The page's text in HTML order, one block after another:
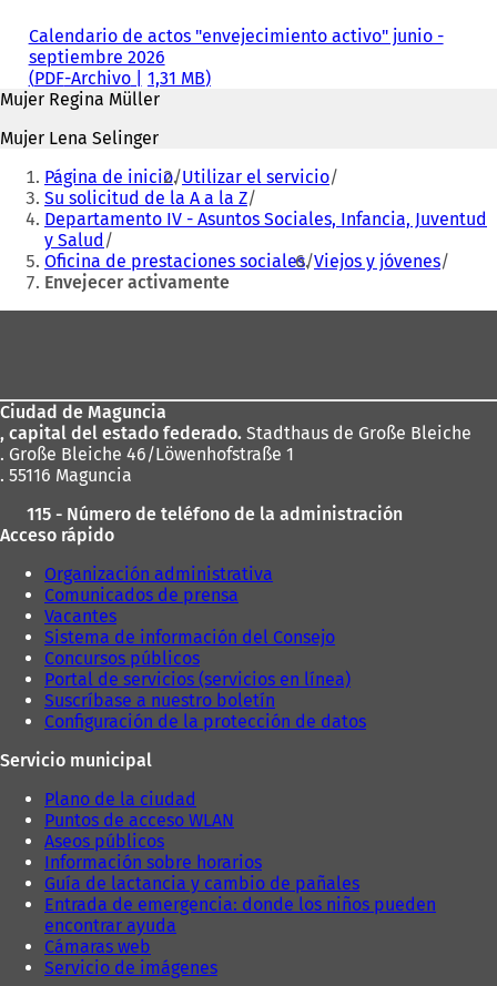
Calendario de actos "envejecimiento activo" junio -
septiembre 2026
PDF-Archivo
1,31 MB
Mujer Regina Müller
Mujer Lena Selinger
Estás
aquí:
Página de inicio Utilizar el servicio
Su solicitud de la A a la Z
Departamento IV - Asuntos Sociales, Infancia, Juventud
y Salud
Oficina de prestaciones sociales Viejos y jóvenes
Envejecer activamente
pies
Ciudad de Maguncia
, capital del estado federado. Stadthaus de Große Bleiche
. Große Bleiche 46/Löwenhofstraße 1
. 55116 Maguncia
115 - Número de teléfono de la administración
Acceso rápido
Organización administrativa
Comunicados de prensa
Vacantes
Sistema de información del Consejo
Concursos públicos
Portal de servicios (servicios en línea)
Suscríbase a nuestro boletín
Configuración de la protección de datos
Servicio municipal
Plano de la ciudad
Puntos de acceso WLAN
Aseos públicos
Información sobre horarios
Guía de lactancia y cambio de pañales
Entrada de emergencia: donde los niños pueden
encontrar ayuda
Cámaras web
Servicio de imágenes